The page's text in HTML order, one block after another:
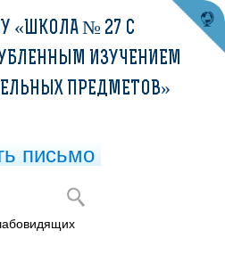
выпускников
«ШКОЛА № 27 С
ИЗУЧЕНИЕМ
ПРЕДМЕТОВ»
письмо